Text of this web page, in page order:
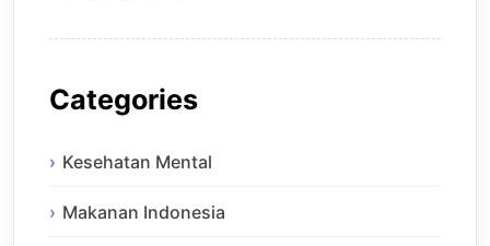
Categories
Kesehatan Mental
Makanan Indonesia